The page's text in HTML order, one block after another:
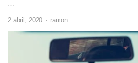
…
2 abril, 2020 Author
ramon